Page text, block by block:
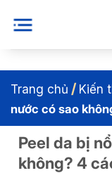
qua
Trang chủ / Kiến
nước​ có sao
Peel da bị
không? 4